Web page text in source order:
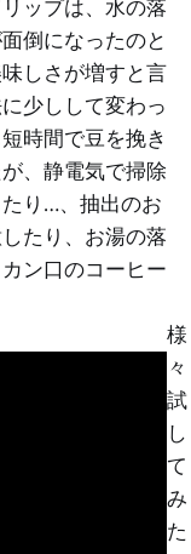
ップは、水の落
倒になったのと
しさが増すと言
少しして変わっ
時間で豆を挽き
、静電気で掃除
り…、抽出のお
たり、お湯の落
ン口のコーヒー
様
々
試
し
て
み
た